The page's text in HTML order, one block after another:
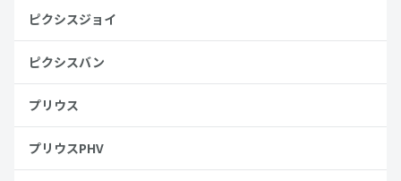
ピクシスジョイ
ピクシスバン
プリウス
プリウスPHV